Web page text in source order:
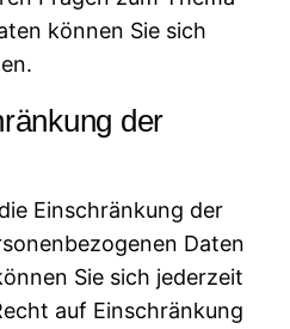
können Sie sich
der
Einschränkung der
Daten
Sie sich jederzeit
auf Einschränkung